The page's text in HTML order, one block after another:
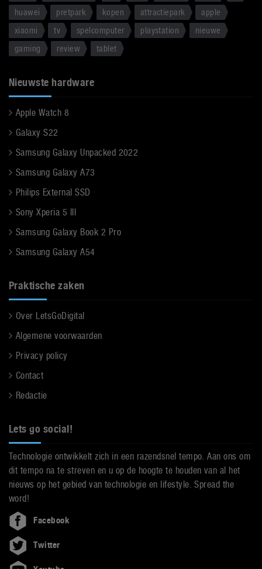
huawei
pretpark kopen attractiepark
apple
xiaomi
tv spelcomputer playstation
nieuwe
gaming
review tablet
Nieuwste hardware
Apple Watch 8
Galaxy S22
Samsung Galaxy Unpacked 2022
Samsung Galaxy A73
Philips External SSD
Sony Xperia 5 III
Samsung Galaxy Book 2 Pro
Samsung Galaxy A54
Praktische zaken
Over LetsGoDigital
Algemene voorwaarden
Privacy policy
Contact
Redactie
Lets go social!
Technologie ontwikkelt zich in een razendsnel tempo. Aan ons om
dit tempo na te streven en u op de hoogte te houden van al het
nieuws op het gebied van technologie en lifestyle. Spread the
word!
Facebook
Twitter